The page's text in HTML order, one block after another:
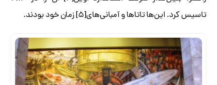
تاسیس کرد. این‌ها تاتاها و آمبانی‌­های[۵] زمان خود بودند.